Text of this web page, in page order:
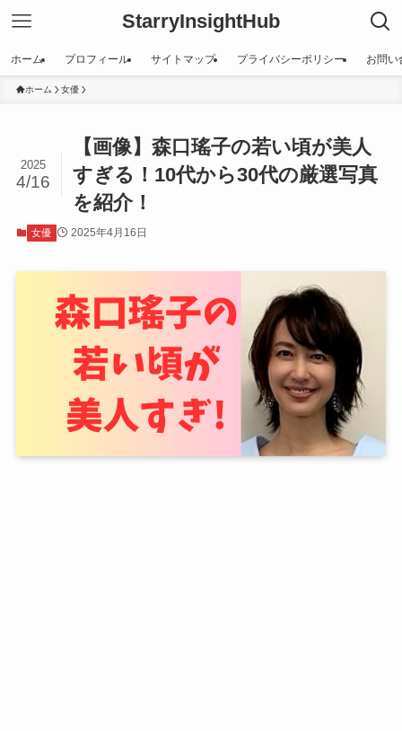
StarryInsightHub
ホーム プロフィール サイトマップ プライバシーポリシー お問い
ホーム 女優
【画像】森口瑤子の若い頃が美人
すぎる！10代から30代の厳選写真
を紹介！
2025
4/16
女優 2025年4月16日